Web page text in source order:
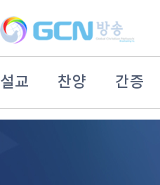
설교 찬양 간증